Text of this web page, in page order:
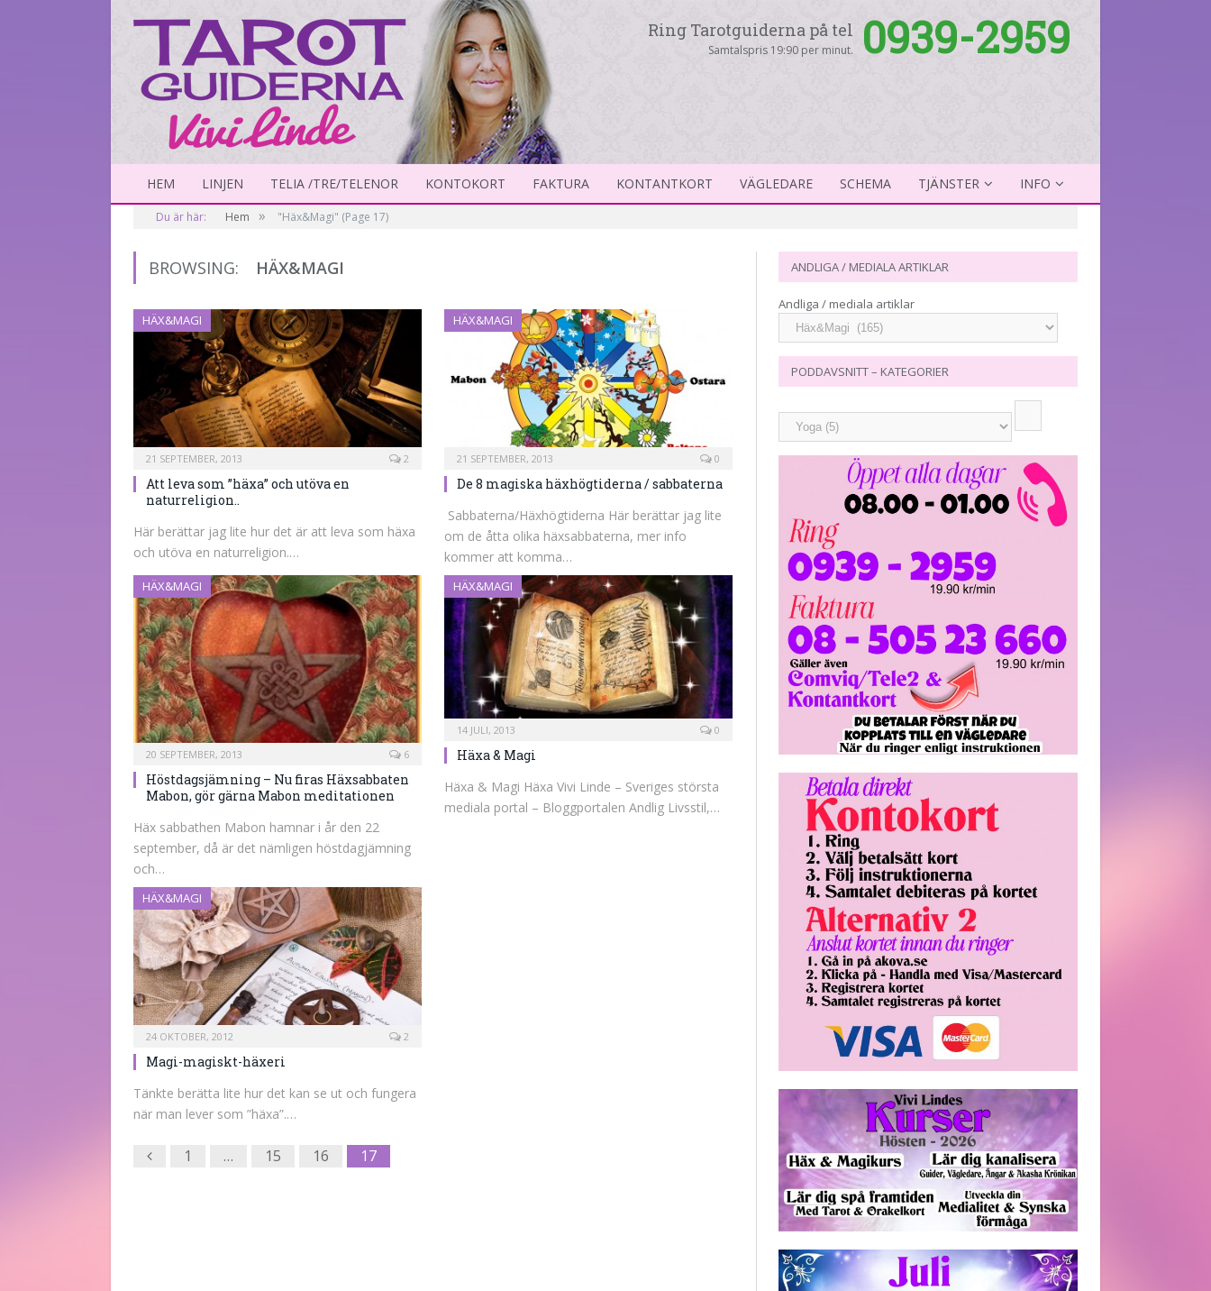
Ring Tarotguiderna på tel
Samtalspris 19:90 per minut. 0939-2959
HEM LINJEN TELIA /TRE/TELENOR KONTOKORT FAKTURA KONTANTKORT VÄGLEDARE SCHEMA TJÄNSTER INFO
Du är här: Hem » "Häx&Magi" (Page 17)
BROWSING: HÄX&MAGI
HÄX&MAGI
21 SEPTEMBER, 2013 2
Att leva som ”häxa” och utöva en
naturreligion..
Här berättar jag lite hur det är att leva som häxa
och utöva en naturreligion.…
HÄX&MAGI
21 SEPTEMBER, 2013 0
De 8 magiska häxhögtiderna / sabbaterna
Sabbaterna/Häxhögtiderna Här berättar jag lite
om de åtta olika häxsabbaterna, mer info
kommer att komma…
HÄX&MAGI
20 SEPTEMBER, 2013 6
Höstdagsjämning – Nu firas Häxsabbaten
Mabon, gör gärna Mabon meditationen
Häx sabbathen Mabon hamnar i år den 22
september, då är det nämligen höstdagjämning
och…
HÄX&MAGI
14 JULI, 2013 0
Häxa & Magi
Häxa & Magi Häxa Vivi Linde – Sveriges största
mediala portal – Bloggportalen Andlig Livsstil,…
HÄX&MAGI
24 OKTOBER, 2012 2
Magi-magiskt-häxeri
Tänkte berätta lite hur det kan se ut och fungera
när man lever som ”häxa”.…
Previous
1 … 15 16 17
ANDLIGA / MEDIALA ARTIKLAR
Andliga / mediala artiklar
PODDAVSNITT – KATEGORIER